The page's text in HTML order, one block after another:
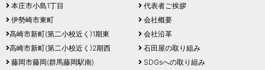
本庄市小島1丁目
伊勢崎市東町
高崎市新町(第二小校近く)1期東
高崎市新町(第二小校近く)2期西
藤岡市藤岡(群馬藤岡駅南)
代表者ご挨拶
会社概要
会社沿革
石田屋の取り組み
SDGsへの取り組み